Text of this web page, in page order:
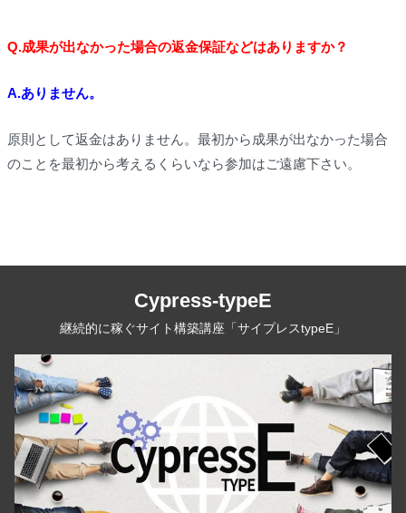
Q.成果が出なかった場合の返金保証などはありますか？
A.ありません。
原則として返金はありません。最初から成果が出なかった場合
のことを最初から考えるくらいなら参加はご遠慮下さい。
Cypress-typeE
継続的に稼ぐサイト構築講座「サイプレスtypeE」